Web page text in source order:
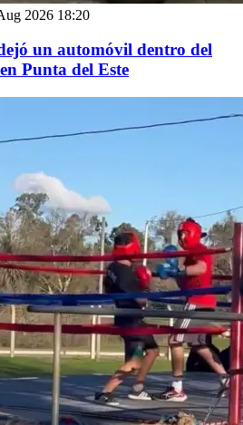
2026 18:20
un automóvil dentro del
Punta del Este